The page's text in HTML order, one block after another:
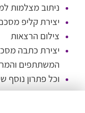
ניתוב מצלמות
יצירת קליפ
צילום הרצאות
יצירת כתבה
המשתתפים
וכל פתרון